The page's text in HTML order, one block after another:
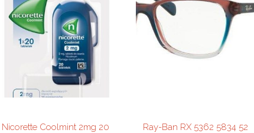
Nicorette Coolmint 2mg 20
Ray-Ban RX 5362 5834 52